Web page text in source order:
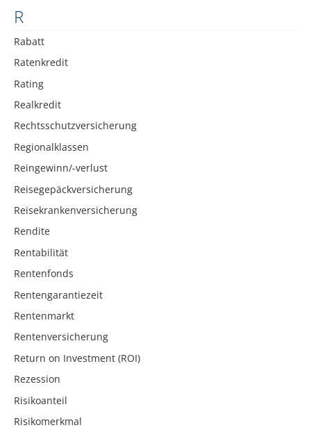
R
Rabatt
Ratenkredit
Rating
Realkredit
Rechtsschutzversicherung
Regionalklassen
Reingewinn/-verlust
Reisegepäckversicherung
Reisekrankenversicherung
Rendite
Rentabilität
Rentenfonds
Rentengarantiezeit
Rentenmarkt
Rentenversicherung
Return on Investment (ROI)
Rezession
Risikoanteil
Risikomerkmal